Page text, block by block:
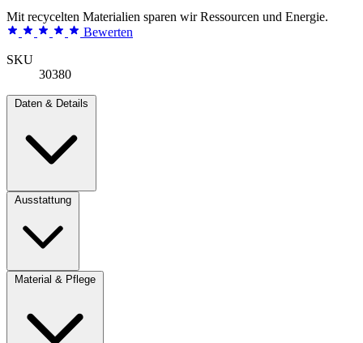
Mit recycelten Materialien sparen wir Ressourcen und Energie.
Bewerten
SKU
30380
Daten & Details
Ausstattung
Material & Pflege